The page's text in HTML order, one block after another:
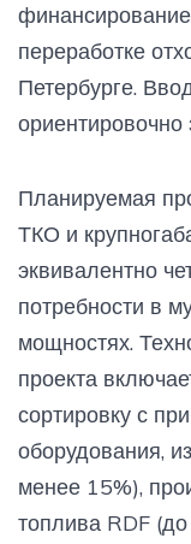
переработке
Петербурге.
Планируемая
ТКО и
эквивалентно
потребности в
мощностях.
проекта
сортировку с
оборудования,
менее 15%),
топлива RDF